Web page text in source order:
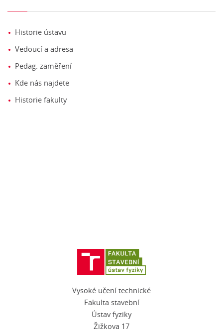
Historie ústavu
Vedoucí a adresa
Pedag. zaměření
Kde nás najdete
Historie fakulty
Vysoké učení technické
Fakulta stavební
Ústav fyziky
Žižkova 17